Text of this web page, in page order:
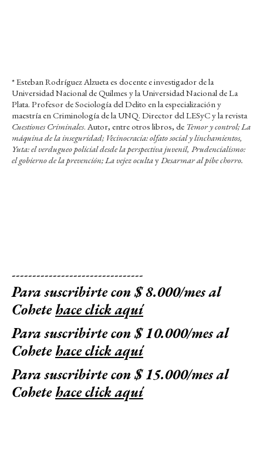
* Esteban Rodríguez Alzueta es docente e investigador de la
Universidad Nacional de Quilmes y la Universidad Nacional de La
Plata. Profesor de Sociología del Delito en la especialización y
maestría en Criminología de la UNQ. Director del LESyC y la revista
Cuestiones Criminales. Autor, entre otros libros, de Temor y control; La
máquina de la inseguridad; Vecinocracia: olfato social y linchamientos,
Yuta: el verdugueo policial desde la perspectiva juvenil, Prudencialismo:
el gobierno de la prevención; La vejez ocultayDesarmar al pibe chorro.
--------------------------------
Para suscribirte con $ 8.000/mes al
Cohetehace click aquí
Para suscribirte con $ 10.000/mes al
Cohetehace click aquí
Para suscribirte con $ 15.000/mes al
Cohetehace click aquí